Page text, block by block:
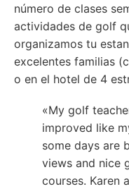
número de clases
actividades de golf
organizamos tu
excelentes familias
o en el hotel de 4
«My golf
improved like
some days are
views and nice
courses. Karen